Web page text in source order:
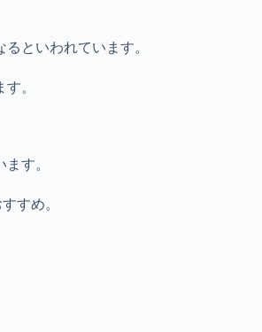
といわれています。
。
す。
すめ。